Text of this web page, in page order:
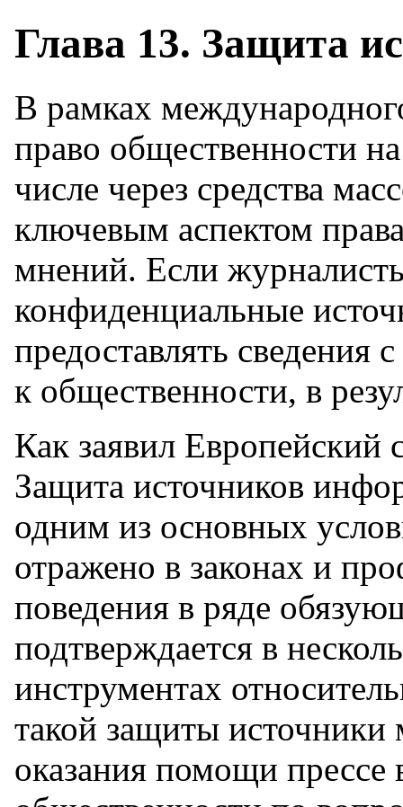
Глава 13. Защита
В рамках
право общественности
числе через средства
ключевым аспектом
мнений. Если
конфиденциальные
предоставлять сведения
к общественности, в
Как заявил Европейский
Защита источников
одним из основных
отражено в законах и
поведения в ряде
подтверждается в
инструментах
такой защиты источники
оказания помощи